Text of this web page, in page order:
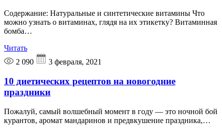
Содержание: Натуральные и синтетические витамины Что
можно узнать о витаминах, глядя на их этикетку? Витаминная
бомба…
Читать
2 090
3 февраля, 2021
10 диетических рецептов на новогодние
праздники
Пожалуй, самый волшебный момент в году — это ночной бой
курантов, аромат мандаринов и предвкушение праздника,…